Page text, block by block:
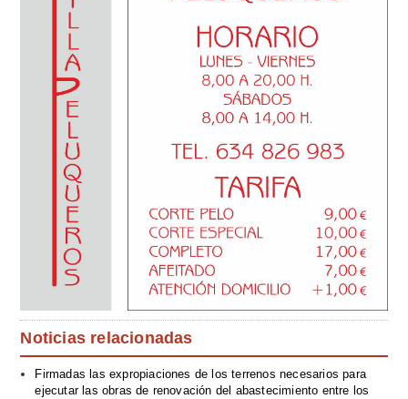
Noticias relacionadas
Firmadas las expropiaciones de los terrenos necesarios para
ejecutar las obras de renovación del abastecimiento entre los